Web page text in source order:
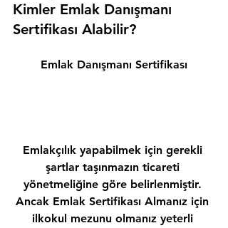
Kimler Emlak Danışmanı
Sertifikası Alabilir?
Emlak Danışmanı Sertifikası
Emlakçılık yapabilmek için gerekli
şartlar taşınmazın ticareti
yönetmeliğine göre belirlenmiştir.
Ancak Emlak Sertifikası Almanız için
ilkokul mezunu olmanız yeterli